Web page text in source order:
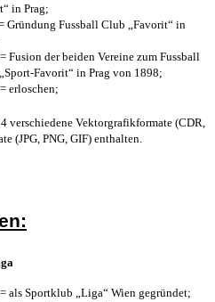
in Prag;
Gründung Fussball Club „Favorit“ in
Fusion der beiden Vereine zum Fussball
Favorit“ in Prag von 1898;
erloschen;
verschiedene Vektorgrafikformate (CDR,
(JPG, PNG, GIF) enthalten.
als Sportklub „Liga“ Wien gegründet;